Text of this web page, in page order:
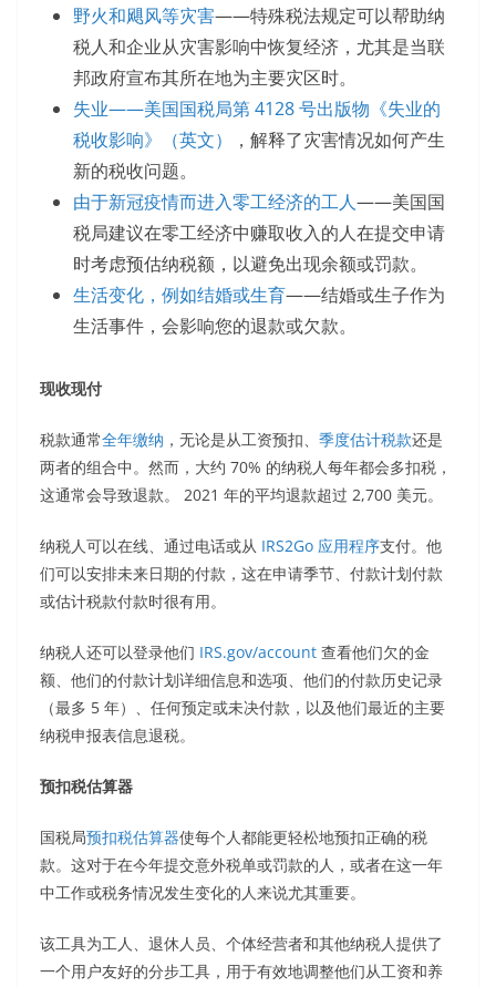
野火和飓风等灾害——特殊税法规定可以帮助纳
税人和企业从灾害影响中恢复经济，尤其是当联
邦政府宣布其所在地为主要灾区时。
失业——美国国税局第 4128 号出版物《失业的
税收影响》（英文）
，解释了灾害情况如何产生
新的税收问题。
由于新冠疫情而进入零工经济的工人——美国国
税局建议在零工经济中赚取收入的人在提交申请
时考虑预估纳税额，以避免出现余额或罚款。
生活变化，例如结婚或生育——结婚或生子作为
生活事件，会影响您的退款或欠款。
现收现付
税款通常全年缴纳 ，无论是从工资预扣、 季度估计税款还是
两者的组合中。然而，大约 70% 的纳税人每年都会多扣税，
这通常会导致退款。 2021 年的平均退款超过 2,700 美元。
纳税人可以在线、通过电话或从 IRS2Go 应用程序支付。他
们可以安排未来日期的付款，这在申请季节、付款计划付款
或估计税款付款时很有用。
纳税人还可以登录他们 IRS.gov/account 查看他们欠的金
额、他们的付款计划详细信息和选项、他们的付款历史记录
（最多 5 年）、任何预定或未决付款，以及他们最近的主要
纳税申报表信息退税。
预扣税估算器
国税局预扣税估算器使每个人都能更轻松地预扣正确的税
款。这对于在今年提交意外税单或罚款的人，或者在这一年
中工作或税务情况发生变化的人来说尤其重要。
该工具为工人、退休人员、个体经营者和其他纳税人提供了
一个用户友好的分步工具，用于有效地调整他们从工资和养